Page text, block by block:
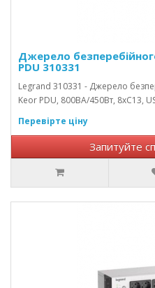
Джерело
PDU 310331
Legrand 310331 - Джерело
Keor PDU, 800ВА/450Вт, 8хC13,
Перевірте ціну
Запитуйте